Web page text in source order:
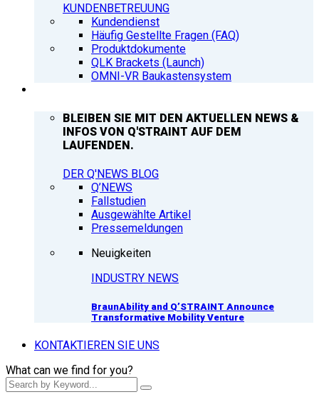
KUNDENBETREUUNG
Kundendienst
Häufig Gestellte Fragen (FAQ)
Produktdokumente
QLK Brackets (Launch)
OMNI-VR Baukastensystem
BLEIBEN SIE MIT DEN AKTUELLEN NEWS &
INFOS VON Q'STRAINT AUF DEM
LAUFENDEN.
DER Q'NEWS BLOG
Q’NEWS
Fallstudien
Ausgewählte Artikel
Pressemeldungen
Neuigkeiten
INDUSTRY NEWS
BraunAbility and Q’STRAINT Announce
Transformative Mobility Venture
KONTAKTIEREN SIE UNS
What can we find for you?